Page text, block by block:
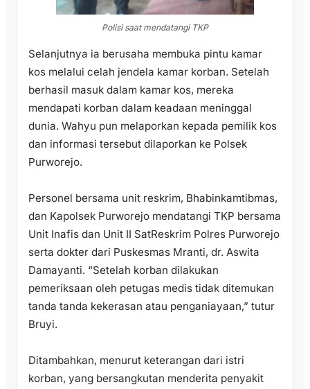
Polisi saat mendatangi TKP
Selanjutnya ia berusaha membuka pintu kamar
kos melalui celah jendela kamar korban. Setelah
berhasil masuk dalam kamar kos, mereka
mendapati korban dalam keadaan meninggal
dunia. Wahyu pun melaporkan kepada pemilik kos
dan informasi tersebut dilaporkan ke Polsek
Purworejo.
Personel bersama unit reskrim, Bhabinkamtibmas,
dan Kapolsek Purworejo mendatangi TKP bersama
Unit Inafis dan Unit II SatReskrim Polres Purworejo
serta dokter dari Puskesmas Mranti, dr. Aswita
Damayanti. “Setelah korban dilakukan
pemeriksaan oleh petugas medis tidak ditemukan
tanda tanda kekerasan atau penganiayaan,” tutur
Bruyi.
Ditambahkan, menurut keterangan dari istri
korban, yang bersangkutan menderita penyakit